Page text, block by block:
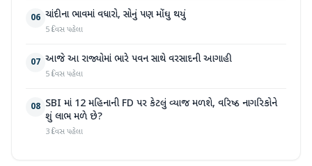
06 ચાંદીના ભાવમાં વધારો, સોનું પણ મોંઘુ થયું
5 દિવસ પહેલા
07 આજે આ રાજ્યોમાં ભારે પવન સાથે વરસાદની આગાહી
5 દિવસ પહેલા
08 SBI માં 12 મહિનાની FD પર કેટલું વ્યાજ મળશે, વરિષ્ઠ નાગરિકોને
શું લાભ મળે છે?
3 દિવસ પહેલા